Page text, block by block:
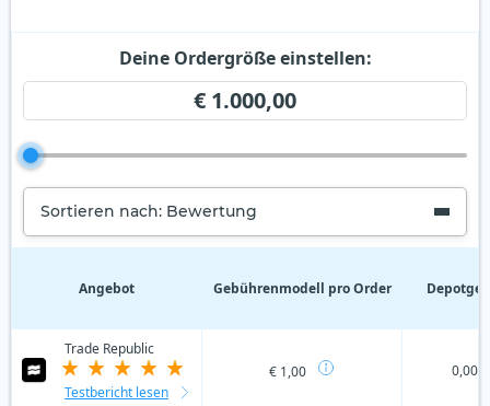
Deine Ordergröße einstellen:
€ 1.000,00
Sortieren nach: Bewertung
Angebot Gebührenmodell pro Order
Trade Republic
Testbericht lesen
€ 1,00 0,00 €